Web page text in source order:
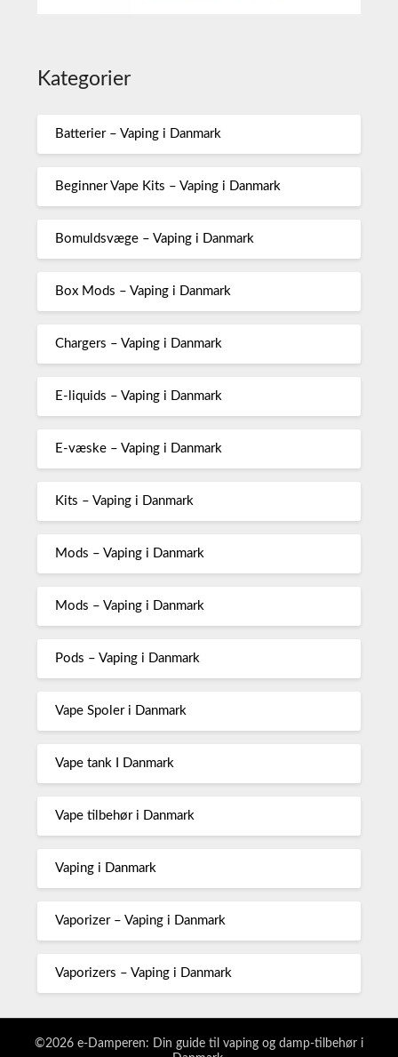
Kategorier
Batterier – Vaping i Danmark
Beginner Vape Kits – Vaping i Danmark
Bomuldsvæge – Vaping i Danmark
Box Mods – Vaping i Danmark
Chargers – Vaping i Danmark
E-liquids – Vaping i Danmark
E-væske – Vaping i Danmark
Kits – Vaping i Danmark
Mods – Vaping i Danmark
Mods – Vaping i Danmark
Pods – Vaping i Danmark
Vape Spoler i Danmark
Vape tank I Danmark
Vape tilbehør i Danmark
Vaping i Danmark
Vaporizer – Vaping i Danmark
Vaporizers – Vaping i Danmark
©2026 e-Damperen: Din guide til vaping og damp-tilbehør i